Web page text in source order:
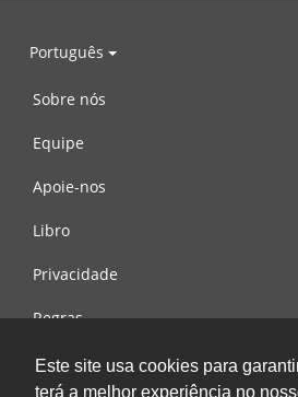
Este site usa cookies para
terá a melhor experiência no
Português
Sobre nós
Equipe
Apoie-nos
Libro
Privacidade
Regras
Contacte-nos